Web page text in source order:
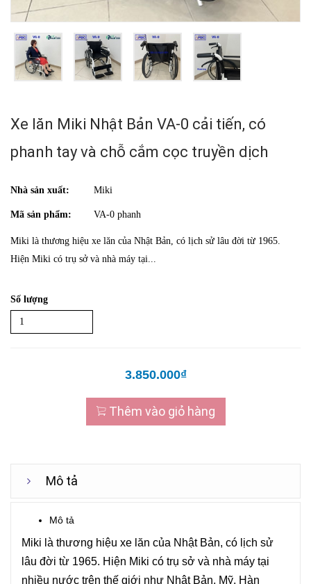
Xe lăn Miki Nhật Bản VA-0 cải tiến, có
phanh tay và chỗ cắm cọc truyền dịch
Nhà sản xuất: Miki
Mã sản phẩm: VA-0 phanh
Miki là thương hiệu xe lăn của Nhật Bản, có lịch sử lâu đời từ 1965.
Hiện Miki có trụ sở và nhà máy tại...
Số lượng
3.850.000₫
Thêm vào giỏ hàng
Mô tả
Mô tả
Miki là thương hiệu xe lăn của Nhật Bản, có lịch sử
lâu đời từ 1965. Hiện Miki có trụ sở và nhà máy tại
nhiều nước trên thế giới như Nhật Bản, Mỹ, Hàn